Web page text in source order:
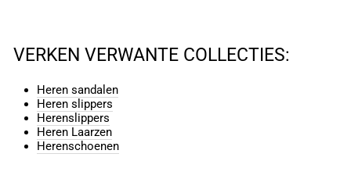
VERKEN VERWANTE COLLECTIES:
Heren sandalen
Heren slippers
Herenslippers
Heren Laarzen
Herenschoenen